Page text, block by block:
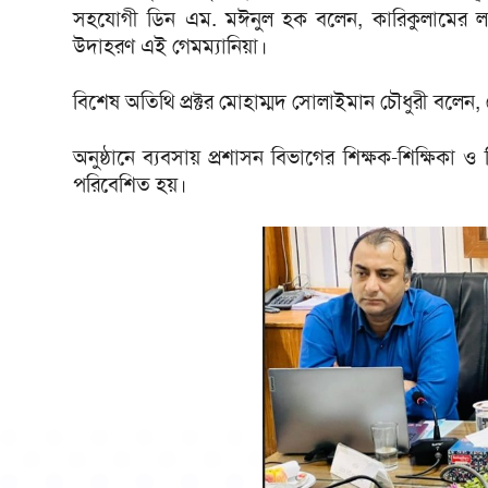
সহযোগী ডিন এম. মঈনুল হক বলেন, কারিকুলামের
উদাহরণ এই গেমম্যানিয়া।
বিশেষ অতিথি প্রক্টর মোহাম্মদ সোলাইমান চৌধুরী
অনুষ্ঠানে ব্যবসায় প্রশাসন বিভাগের শিক্ষক-শিক্ষিকা ও
পরিবেশিত হয়।